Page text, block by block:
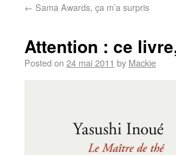
← Sama Awards, ça m’a surpris
Attention : ce
Posted on 24 mai 2011 by Mackie